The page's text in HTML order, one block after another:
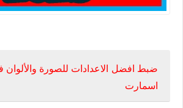
ضبط افضل الاعدادات للصورة
اسمارت